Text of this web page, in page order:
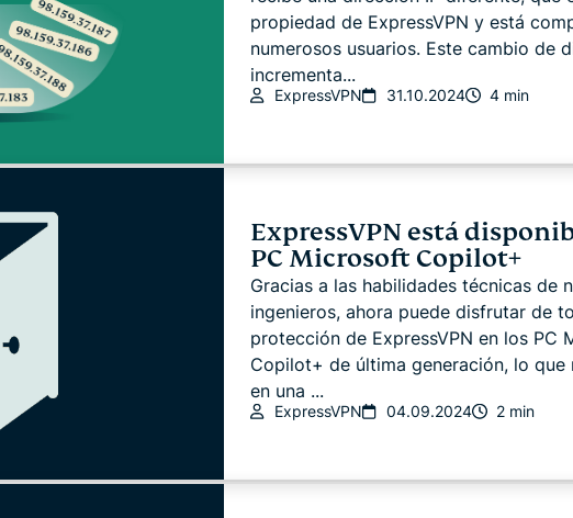
propiedad de ExpressVPN y está
numerosos usuarios. Este cambio de
incrementa...
ExpressVPN 31.10.2024 4 min
ExpressVPN está
PC Microsoft Copilot+
Gracias a las habilidades técnicas de
ingenieros, ahora puede disfrutar de
protección de ExpressVPN en los PC
Copilot+ de última generación, lo que
en una ...
ExpressVPN 04.09.2024 2 min